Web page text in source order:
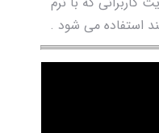
استفاده می شود .